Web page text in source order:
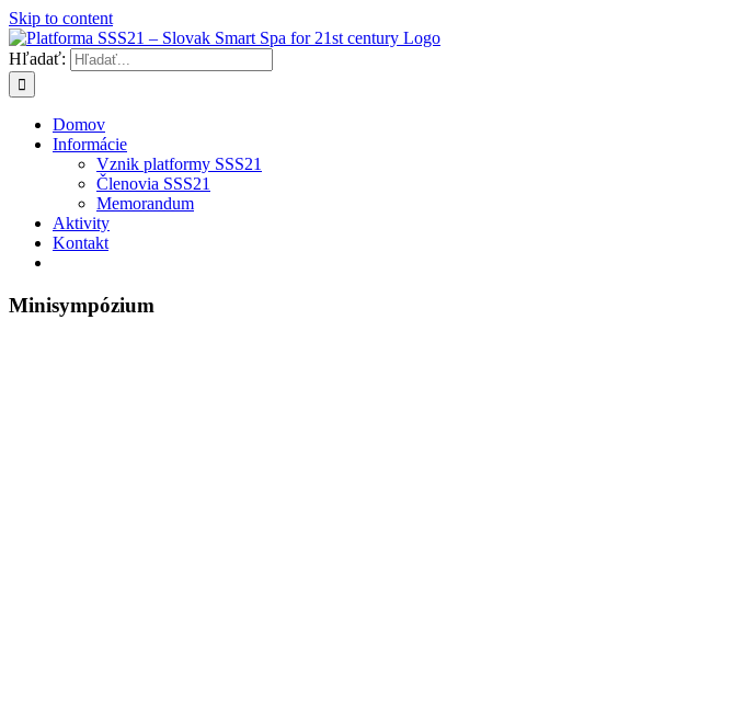
Skip to content
Hľadať:
Domov
Informácie
Vznik platformy SSS21
Členovia SSS21
Memorandum
Aktivity
Kontakt
Minisympózium